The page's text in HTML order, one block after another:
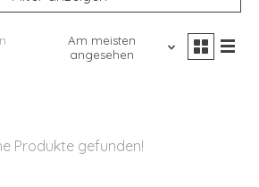
Am meisten
angesehen
Produkte gefunden!